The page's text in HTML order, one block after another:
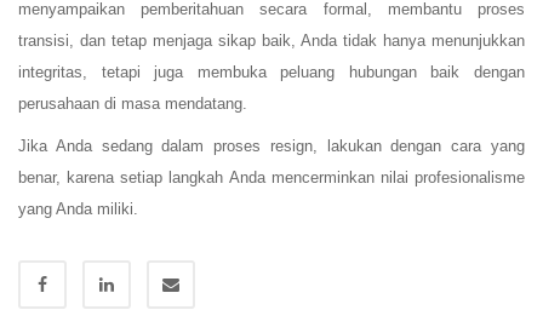
menyampaikan pemberitahuan secara formal, membantu proses
transisi, dan tetap menjaga sikap baik, Anda tidak hanya menunjukkan
integritas, tetapi juga membuka peluang hubungan baik dengan
perusahaan di masa mendatang.
Jika Anda sedang dalam proses resign, lakukan dengan cara yang
benar, karena setiap langkah Anda mencerminkan nilai profesionalisme
yang Anda miliki.